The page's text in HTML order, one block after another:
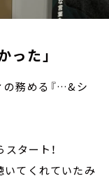
った」
務める『…&シ
タート！
てくれていたみ